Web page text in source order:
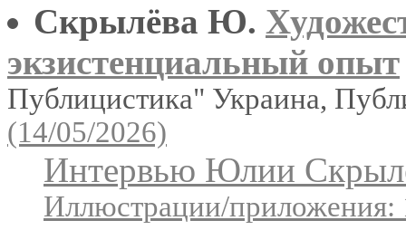
Скрылёва Ю.
экзистенциальный опыт
Публицистика" Украина,
(14/05/2026)
Интервью Юлии
Иллюстрации/приложения: